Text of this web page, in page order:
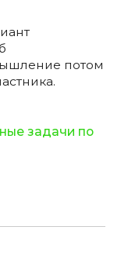
потом
задачи по